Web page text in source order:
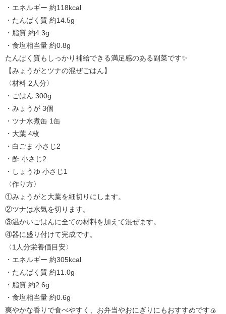
・エネルギー 約118kcal
・たんぱく質 約14.5g
・脂質 約4.3g
・食塩相当量 約0.8g
たんぱく質もしっかり補給できる満足感のある副菜です✨
【みょうがとツナの混ぜごはん】
〈材料 2人分〉
・ごはん 300g
・みょうが 3個
・ツナ水煮缶 1缶
・大葉 4枚
・白ごま 小さじ2
・酢 小さじ2
・しょうゆ 小さじ1
〈作り方〉
①みょうがと大葉を細切りにします。
②ツナは水気を切ります。
③温かいごはんに全ての材料を加えて混ぜます。
④器に盛り付けて完成です。
〈1人分栄養価目安〉
・エネルギー 約305kcal
・たんぱく質 約11.0g
・脂質 約2.6g
・食塩相当量 約0.6g
爽やかな香りで食べやすく、お弁当やおにぎりにもおすすめです🍙